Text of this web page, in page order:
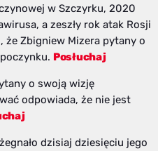
w Szczyrku, 2020
a zeszły rok atak Rosji
że Zbigniew Mizera pytany o
Posłuchaj
o swoją wizję
odpowiada, że nie jest
dzisiaj dziesięciu jego